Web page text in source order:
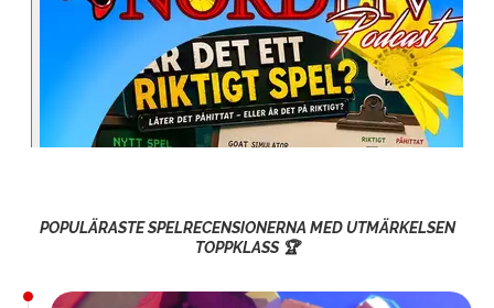
POPULÄRASTE SPELRECENSIONERNA MED UTMÄRKELSEN
TOPPKLASS 🏆